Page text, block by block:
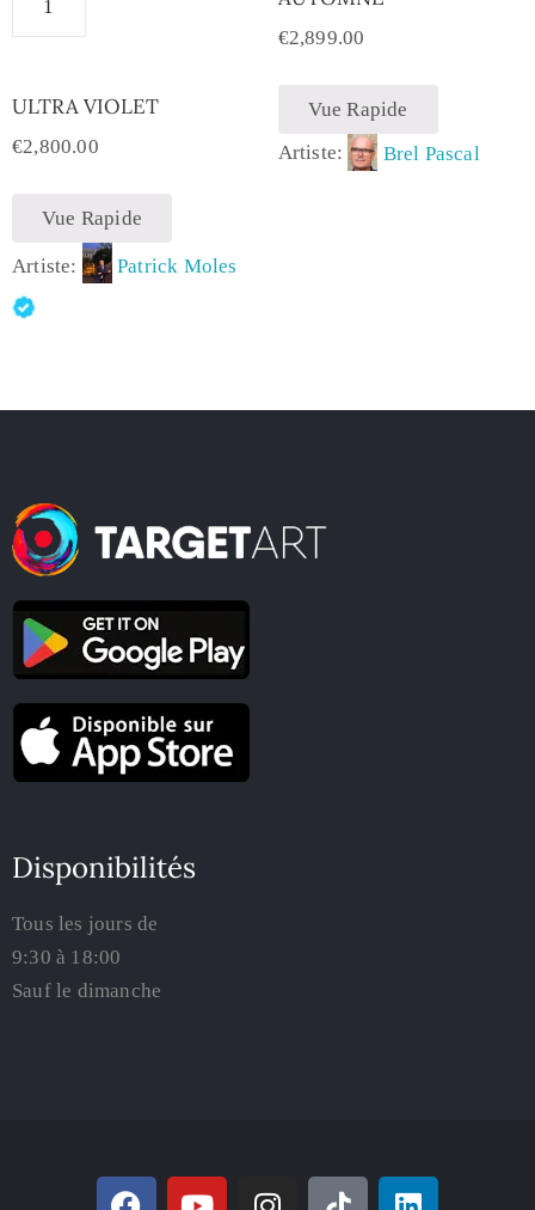
ULTRA VIOLET
€2,800.00
Vue Rapide
Artiste: Patrick Moles
€2,899.00
Vue Rapide
Artiste:
Brel Pascal
Disponibilités
Tous les jours de
9:30 à 18:00
Sauf le dimanche